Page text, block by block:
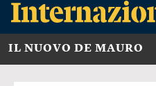
IL NUOVO DE MAURO